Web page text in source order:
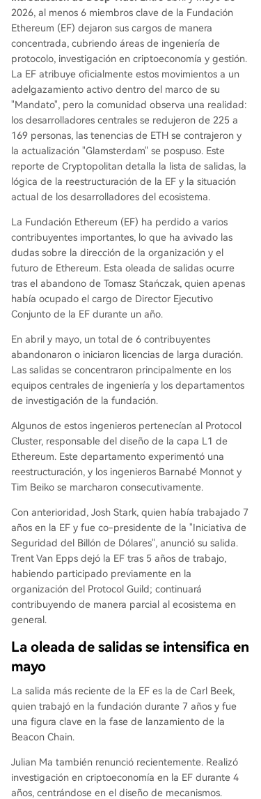
l último mes, aunque el ecosistema en general h
a quedado rezagado frente a Solana en númer
ras enfrenta un contexto desafiante: la presión r
egulatoria sobre proyectos descentralizados es
alta, el precio de ETH ha caído un 40% en el últi
mo año y la fundación ha estado reduciendo sus
reservas de ETH. Estos eventos han avivado el d
ebate sobre el liderazgo, los mecanismos de coo
rdinación y el significado práctico de la "descent
ralización" para
2026, al menos 6 miembros clave de la Fundación
Ethereum (EF) dejaron sus cargos de manera
concentrada, cubriendo áreas de ingeniería de
protocolo, investigación en criptoeconomía y gestión.
La EF atribuye oficialmente estos movimientos a un
adelgazamiento activo dentro del marco de su
"Mandato", pero la comunidad observa una realidad:
los desarrolladores centrales se redujeron de 225 a
169 personas, las tenencias de ETH se contrajeron y
la actualización "Glamsterdam" se pospuso. Este
reporte de Cryptopolitan detalla la lista de salidas, la
lógica de la reestructuración de la EF y la situación
actual de los desarrolladores del ecosistema.
La Fundación Ethereum (EF) ha perdido a varios
contribuyentes importantes, lo que ha avivado las
dudas sobre la dirección de la organización y el
futuro de Ethereum. Esta oleada de salidas ocurre
tras el abandono de Tomasz Stańczak, quien apenas
había ocupado el cargo de Director Ejecutivo
Conjunto de la EF durante un año.
En abril y mayo, un total de 6 contribuyentes
abandonaron o iniciaron licencias de larga duración.
Las salidas se concentraron principalmente en los
equipos centrales de ingeniería y los departamentos
de investigación de la fundación.
Algunos de estos ingenieros pertenecían al Protocol
Cluster, responsable del diseño de la capa L1 de
Ethereum. Este departamento experimentó una
reestructuración, y los ingenieros Barnabé Monnot y
Tim Beiko se marcharon consecutivamente.
Con anterioridad, Josh Stark, quien había trabajado 7
años en la EF y fue co-presidente de la "Iniciativa de
Seguridad del Billón de Dólares", anunció su salida.
Trent Van Epps dejó la EF tras 5 años de trabajo,
habiendo participado previamente en la
organización del Protocol Guild; continuará
contribuyendo de manera parcial al ecosistema en
general.
La oleada de salidas se intensifica en
mayo
La salida más reciente de la EF es la de Carl Beek,
quien trabajó en la fundación durante 7 años y fue
una figura clave en la fase de lanzamiento de la
Beacon Chain.
Julian Ma también renunció recientemente. Realizó
investigación en criptoeconomía en la EF durante 4
años, centrándose en el diseño de mecanismos.